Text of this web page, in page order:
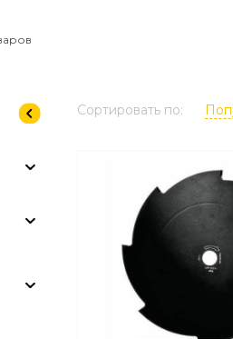
Сортировать по: